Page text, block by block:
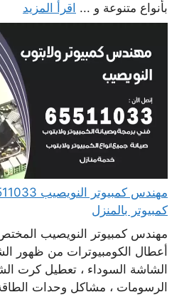
بأنواع متنوعة و ... اقرأ المزيد
كمبيوتر بالمنزل
مهندس كمبيوتر النويصيب
أعطال الكومبيوترات من ظهور
الشاشة السوداء ، تعطيل كرت
الرسومات ، مشاكل وحدات الطاقة